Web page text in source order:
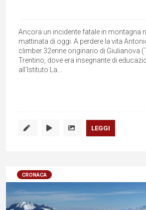
Ancora un incidente fatale in montagna
mattinata di oggi. A perdere la vita
climber 32enne originario di Giulianova
Trentino, dove era insegnante di
all’Istituto La...
LEGGI
CRONACA